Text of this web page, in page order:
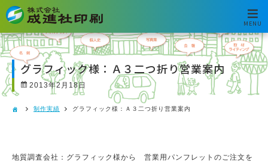
MENU
グラフィック様：Ａ３二つ折り営業案内
2013年2月18日
制作実績 グラフィック様：Ａ３二つ折り営業案内
地質調査会社：グラフィック様から 営業用パンフレットのご注文を